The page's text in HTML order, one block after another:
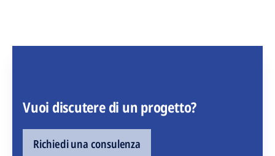
Vuoi discutere di un progetto?
Richiedi una consulenza